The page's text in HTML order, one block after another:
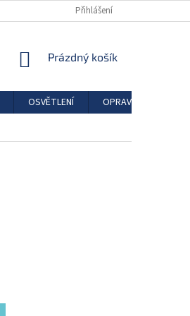
Přihlášení
NÁKUPNÍ
Prázdný košík
OSVĚTLENÍ
OPRAVÁRENSKÉ